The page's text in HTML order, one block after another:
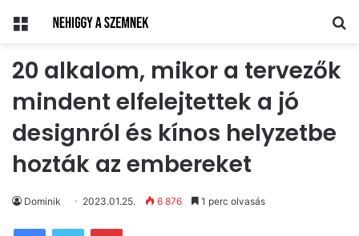
Menü
20 alkalom, mikor a tervezők
mindent elfelejtettek a jó
designról és kínos helyzetbe
hozták az embereket
Dominik 2023.01.25. 6 876 1 perc olvasás
Pinterest